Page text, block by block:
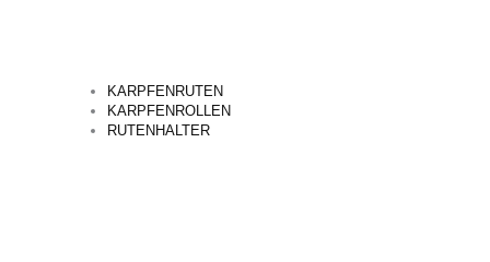
KARPFENRUTEN
KARPFENROLLEN
RUTENHALTER